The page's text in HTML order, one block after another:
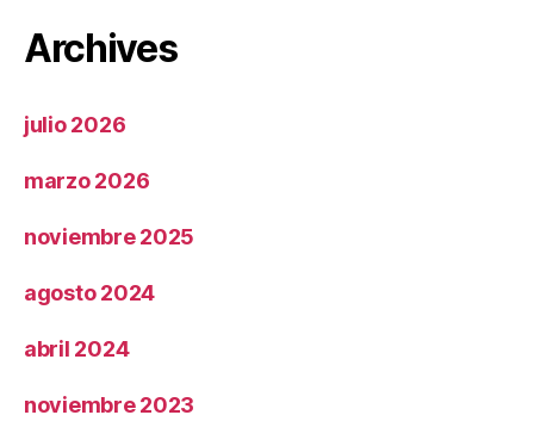
Archives
julio 2026
marzo 2026
noviembre 2025
agosto 2024
abril 2024
noviembre 2023